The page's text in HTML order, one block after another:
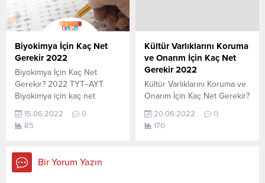
yapmış olduğu netlerdir.
YÖKATLAS YKS-TYT Net
Sihirbazı, YKS-TYT Net
Sihirbazı. Sayfamızdaki
verilerin tamamı
YÖK tarafından yayınlanmış
olan en son güncel netlerdir.
YÖKATLAS-YÖK Net
Sihirbaz...
Sihirbazı. Sayfamızdaki
verilerin tamamı
YÖK tarafından yayınlanmış
olan en son güncel...
Biyokimya İçin Kaç Net
Gerekir 2022
Biyokimya İçin Kaç Net
Gerekir? 2022 TYT–AYT
Biyokimya için kaç net
cevabını aşağıdan
öğrenebilirsiniz. Bu veriler
son yerleşen öğrencilerin
yapmış olduğu netlerdir.
15.06.2022
0
85
Kültür Varlıklarını Koruma
ve Onarım İçin Kaç Net
Gerekir 2022
Kültür Varlıklarını Koruma ve
Onarım İçin Kaç Net Gerekir?
Varlıklarını Koruma ve
Onarım için kaç net yapmam
20.06.2022
0
170
Bir Yorum Yazın